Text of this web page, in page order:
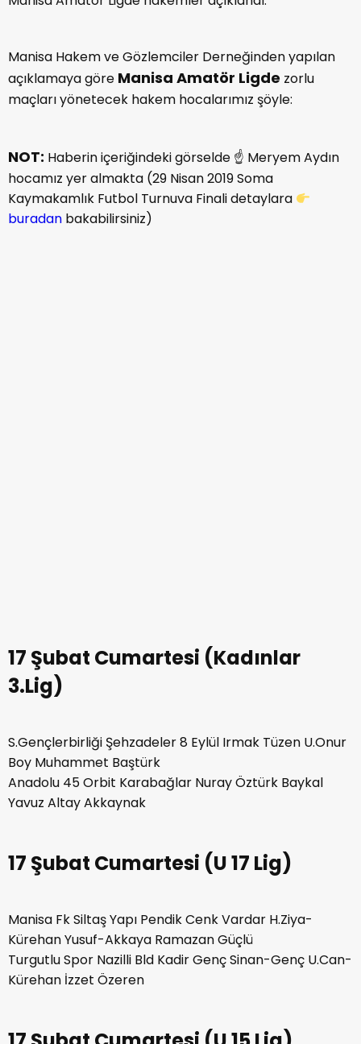
Manisa Hakem ve Gözlemciler Derneğinden yapılan
açıklamaya göre Manisa Amatör Ligde zorlu
maçları yönetecek hakem hocalarımız şöyle:
NOT: Haberin içeriğindeki görselde ☝ Meryem Aydın
hocamız yer almakta (29 Nisan 2019 Soma
Kaymakamlık Futbol Turnuva Finali detaylara
buradan bakabilirsiniz)
17 Şubat Cumartesi (Kadınlar
3.Lig)
S.Gençlerbirliği Şehzadeler 8 Eylül Irmak Tüzen U.Onur
Boy Muhammet Baştürk
Anadolu 45 Orbit Karabağlar Nuray Öztürk Baykal
Yavuz Altay Akkaynak
17 Şubat Cumartesi (U 17 Lig)
Manisa Fk Siltaş Yapı Pendik Cenk Vardar H.Ziya-
Kürehan Yusuf-Akkaya Ramazan Güçlü
Turgutlu Spor Nazilli Bld Kadir Genç Sinan-Genç U.Can-
Kürehan İzzet Özeren